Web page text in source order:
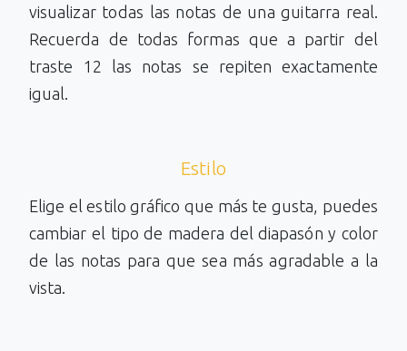
visualizar todas las notas de una guitarra real.
Recuerda de todas formas que a partir del
traste 12 las notas se repiten exactamente
igual.
Estilo
Elige el estilo gráfico que más te gusta, puedes
cambiar el tipo de madera del diapasón y color
de las notas para que sea más agradable a la
vista.